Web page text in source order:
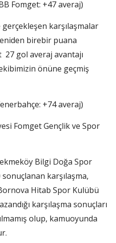
Fomget: +47 averaj)
karşılaşmalar
birebir puana
27 gol averaj avantajı
önüne geçmiş
+74 averaj)
Fomget Gençlik ve Spor
Bilgi Doğa Spor
sonuçlanan karşılaşma,
Hitab Spor Kulübü
karşılaşma sonuçları
olup, kamuoyunda